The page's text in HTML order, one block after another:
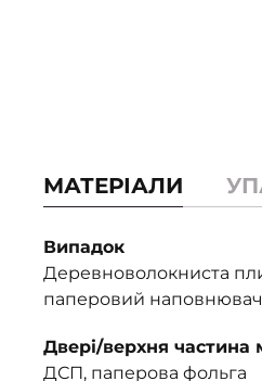
МАТЕРІАЛИ
Випадок
Деревноволокниста
паперовий
Двері/верхня частина
ДСП, паперова фольга